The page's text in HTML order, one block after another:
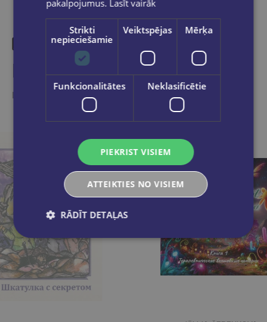
Līdzīgas preces
Ieskaties, varbūt noder
pakalpojumus. Lasīt vairāk
Strikti
nepieciešamie
Veiktspējas Mērķa
Funkcionalitātes Neklasificētie
PIEKRIST VISIEM
ATTEIKTIES NO VISIEM
RĀDĪT DETAĻAS